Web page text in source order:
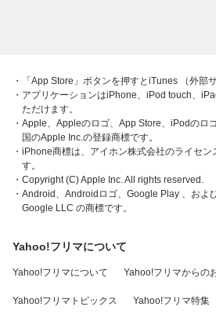
・「App Store」ボタンを押すとiTunes （外部
・アプリケーションはiPhone、iPod touch、
ただけます。
・Apple、Appleのロゴ、App Store、iPodのロ
国のApple Inc.の登録商標です。
・iPhone商標は、アイホン株式会社のライセン
す。
・Copyright (C) Apple Inc. All rights reserved.
・Android、Androidロゴ、Google Play 、およ
Google LLC の商標です。
Yahoo!フリマについて
Yahoo!フリマについて Yahoo!フリマからの
Yahoo!フリマトピックス Yahoo!フリマ特集